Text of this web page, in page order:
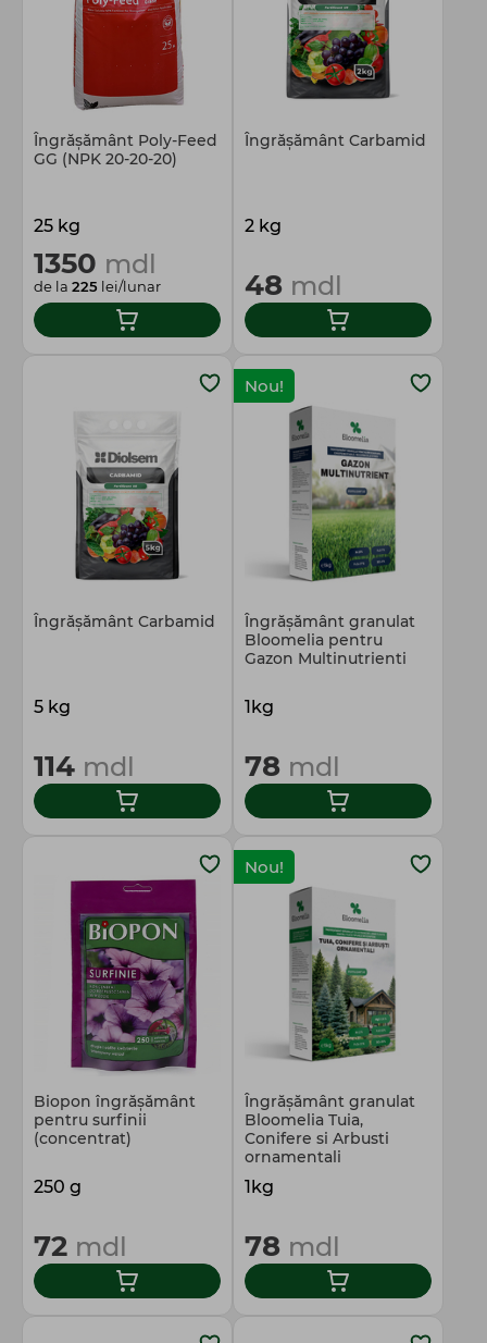
Îngrășământ Poly-Feed
GG (NPK 20-20-20)
25 kg
1350 mdl
de la 225 lei/lunar
Îngrășământ Carbamid
2 kg
48 mdl
Îngrășământ Carbamid
5 kg
114 mdl
Nou!
Îngrășământ granulat
Bloomelia pentru
Gazon Multinutrienti
1kg
78 mdl
Biopon îngrășământ
pentru surfinii
(concentrat)
250 g
72 mdl
Nou!
Îngrășământ granulat
Bloomelia Tuia,
Conifere si Arbusti
ornamentali
1kg
78 mdl